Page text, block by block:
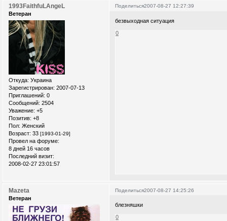
Поделиться2007-08-27 12:27:39
1993FaithfuLAngeL
Ветеран
Откуда: Украина
Зарегистрирован: 2007-07-13
Приглашений: 0
Сообщений: 2504
Уважение: +5
Позитив: +8
Пол: Женский
Возраст: 33 [1993-01-29]
Провел на форуме:
8 дней 16 часов
Последний визит:
2008-02-27 23:01:57
безвыходная ситуация
0
Поделиться2007-08-27 14:25:26
Mazeta
Ветеран
блезняшки
0